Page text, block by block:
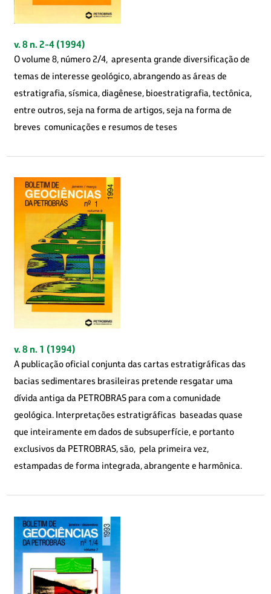
v. 8 n. 2-4 (1994)
O volume 8, número 2/4, apresenta grande diversificação de
temas de interesse geológico, abrangendo as áreas de
estratigrafia, sísmica, diagênese, bioestratigrafia, tectônica,
entre outros, seja na forma de artigos, seja na forma de
breves comunicações e resumos de teses
v. 8 n. 1 (1994)
A publicação oficial conjunta das cartas estratigráficas das
bacias sedimentares brasileiras pretende resgatar uma
dívida antiga da PETROBRAS para com a comunidade
geológica. Interpretações estratigráficas baseadas quase
que inteiramente em dados de subsuperfície, e portanto
exclusivos da PETROBRAS, são, pela primeira vez,
estampadas de forma integrada, abrangente e harmônica.